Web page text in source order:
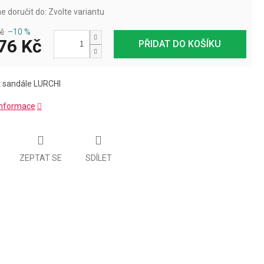
doručit do: Zvolte variantu
PŘIDAT DO KOŠÍKU
–10 %
Kč
LURCHI
ZEPTAT SE SDÍLET